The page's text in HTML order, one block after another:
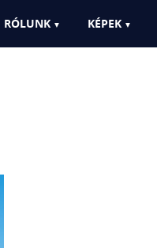
RÓLUNK KÉPEK